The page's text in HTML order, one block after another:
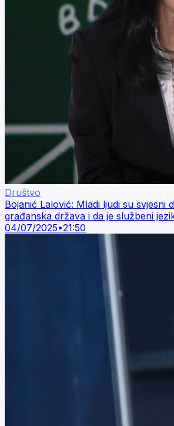
Društvo
Bojanić Lalović: Mladi ljudi su svjesni
građanska država i da je službeni
04/07/2025•21:50